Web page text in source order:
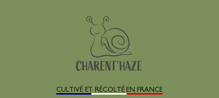
CULTIVÉ ET RÉCOLTÉ EN FRANCE